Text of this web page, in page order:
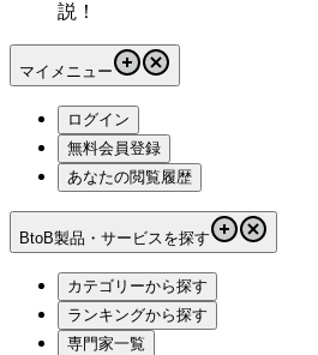
説！
マイメニュー
ログイン
無料会員登録
あなたの閲覧履歴
BtoB製品・サービスを探す
カテゴリーから探す
ランキングから探す
専門家一覧